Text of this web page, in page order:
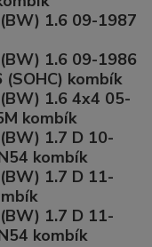
1.6 09-1987
1.6 09-1986
kombík
1.6 4x4 05-
kombík
1.7 D 10-
kombík
1.7 D 11-
1.7 D 11-
kombík